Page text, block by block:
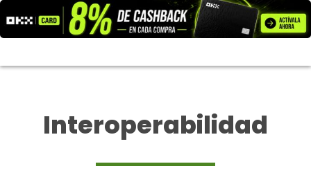
al
contenido
Interoperabilidad